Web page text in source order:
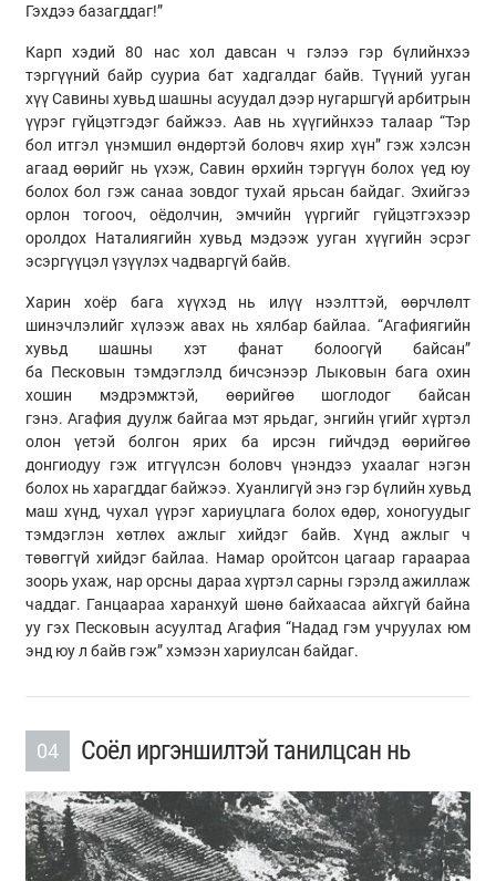
Гэхдээ базагддаг!”
Карп хэдий 80 нас хол давсан ч гэлээ гэр бүлийнхээ
тэргүүний байр сууриа бат хадгалдаг байв. Түүний ууган
хүүСавины хувьд шашны асуудал дээр нугаршгүй арбитрын
үүрэг гүйцэтгэдэг байжээ. Аав нь хүүгийнхээ талаар “Тэр
бол итгэл үнэмшил өндөртэй боловч яхир хүн” гэж хэлсэн
агаад өөрийг нь үхэж,Савин өрхийн тэргүүн болох үед юу
болох бол гэж санаа зовдог тухай ярьсан байдаг. Эхийгээ
орлон тогооч, оёдолчин, эмчийн үүргийг гүйцэтгэхээр
оролдох Наталиягийн хувьд мэдээж ууган хүүгийн эсрэг
эсэргүүцэл үзүүлэх чадваргүй байв.
Харин хоёр бага хүүхэд нь илүү нээлттэй, өөрчлөлт
шинэчлэлийг хүлээж авах нь хялбар байлаа. “Агафиягийн
хувьд шашны хэт фанат болоогүй байсан”
ба Песковын тэмдэглэлд бичсэнээр Лыковын бага охин
хошин мэдрэмжтэй, өөрийгөө шоглодог байсан
гэнэ.Агафия дуулж байгаа мэт ярьдаг, энгийн үгийг хүртэл
олон үетэй болгон ярих ба ирсэн гийчдэд өөрийгөө
донгиодуу гэж итгүүлсэн боловч үнэндээ ухаалаг нэгэн
болох нь харагддаг байжээ. Хуанлигүй энэ гэр бүлийн хувьд
маш хүнд, чухал үүрэг хариуцлага болох өдөр, хоногуудыг
тэмдэглэн хөтлөх ажлыг хийдэг байв. Хүнд ажлыг ч
төвөггүй хийдэг байлаа. Намар оройтсон цагаар гараараа
зоорь ухаж, нар орсны дараа хүртэл сарны гэрэлд ажиллаж
чаддаг. Ганцаараа харанхуй шөнө байхаасаа айхгүй байна
уу гэх Песковын асуултад Агафия “Надад гэм учруулах юм
энд юу л байв гэж” хэмээн хариулсан байдаг.
04 Соёл иргэншилтэй танилцсан нь